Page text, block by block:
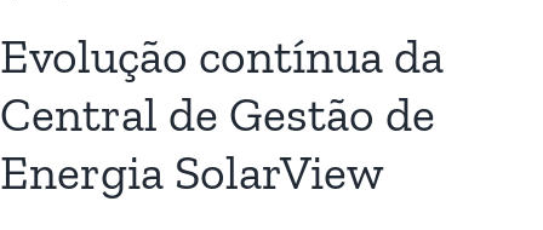
Evolução contínua da
Central de Gestão de
Energia SolarView